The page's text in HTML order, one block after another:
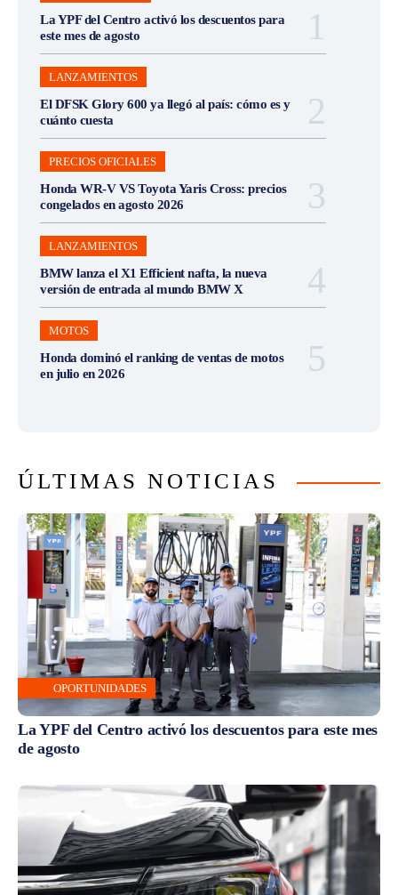
La YPF del Centro activó los descuentos para
este mes de agosto
LANZAMIENTOS
El DFSK Glory 600 ya llegó al país: cómo es y
cuánto cuesta
PRECIOS OFICIALES
Honda WR-V VS Toyota Yaris Cross: precios
congelados en agosto 2026
LANZAMIENTOS
BMW lanza el X1 Efficient nafta, la nueva
versión de entrada al mundo BMW X
MOTOS
Honda dominó el ranking de ventas de motos
en julio en 2026
ÚLTIMAS NOTICIAS
OPORTUNIDADES
La YPF del Centro activó los descuentos para este mes
de agosto